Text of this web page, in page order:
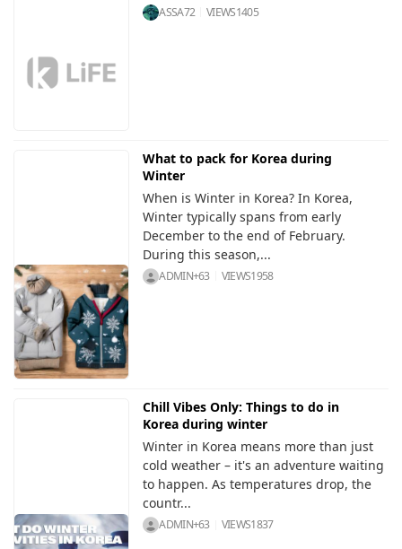
ASSA72 VIEWS1405
What to pack for Korea during
Winter
When is Winter in Korea? In Korea,
Winter typically spans from early
December to the end of February.
During this season,...
ADMIN+63 VIEWS1958
Chill Vibes Only: Things to do in
Korea during winter
Winter in Korea means more than just
cold weather – it's an adventure waiting
to happen. As temperatures drop, the
countr...
ADMIN+63 VIEWS1837